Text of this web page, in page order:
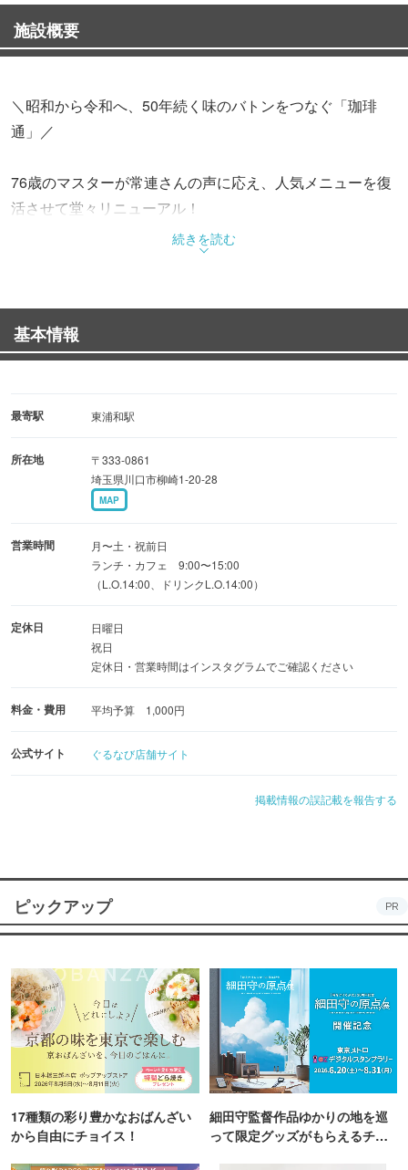
施設概要
＼昭和から令和へ、50年続く味のバトンをつなぐ「珈琲
通」／
76歳のマスターが常連さんの声に応え、人気メニューを復
活させて堂々リニューアル！
愛情と栄養がぎゅっと詰まったボリューム飯は、働く人や
名物の牛カルビ焼肉ランチは、肉汁じゅわっと、香ばしさ
全開。
噛めば噛むほど肉汁があふれ出し、白米との相性はまさに
使用するお米はあきたこまち。＋100円でおかわりもで
昭和レトロなメニューが並ぶ店内は、どこか懐かしく温か
今日もマスターの笑顔とともに、街に元気を届けていま
続きを読む
基本情報
最寄駅 東浦和駅
所在地
〒333-0861
埼玉県川口市柳崎1-20-28
MAP
営業時間
月〜土・祝前日
ランチ・カフェ 9:00〜15:00
（L.O.14:00、ドリンクL.O.14:00）
定休日
日曜日
祝日
定休日・営業時間はインスタグラムでご確認ください
料金・費用 平均予算 1,000円
公式サイト ぐるなび店舗サイト
掲載情報の誤記載を報告する
ピックアップ PR
17種類の彩り豊かなおばんざい
から自由にチョイス！
細田守監督作品ゆかりの地を巡
って限定グッズがもらえるチャ